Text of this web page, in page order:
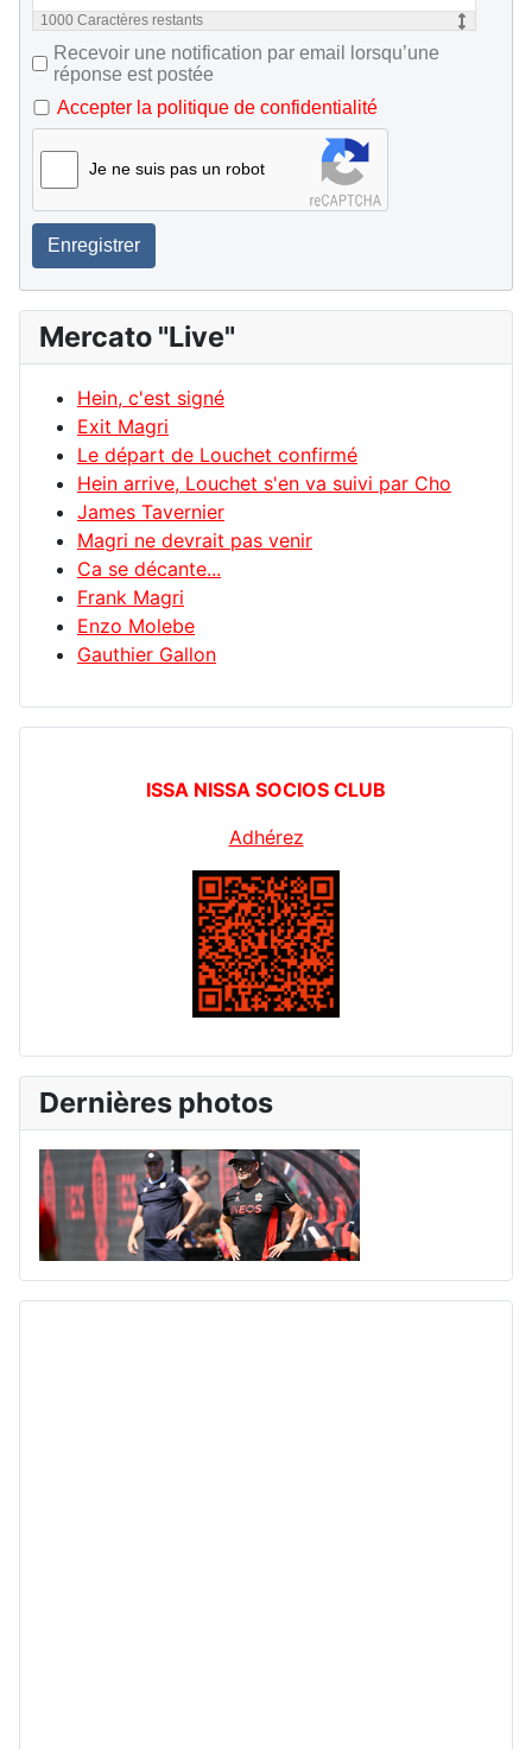
1000 Caractères restants
Recevoir une notification par email lorsqu’une
réponse est postée
Accepter la politique de confidentialité
Je ne suis pas un robot
Enregistrer
Mercato "Live"
Hein, c'est signé
Exit Magri
Le départ de Louchet confirmé
Hein arrive, Louchet s'en va suivi par Cho
James Tavernier
Magri ne devrait pas venir
Ca se décante...
Frank Magri
Enzo Molebe
Gauthier Gallon
ISSA NISSA SOCIOS CLUB
Adhérez
Dernières photos